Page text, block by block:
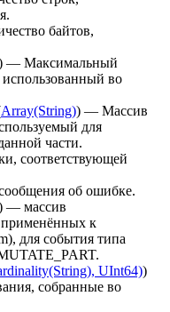
байтов,
— Максимальный
во
Array(String)) — Массив
для
части.
соответствующей
об ошибке.
— массив
к
для события типа
UInt64))
собранные во